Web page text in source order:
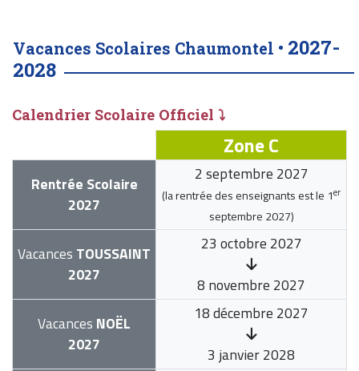
Vacances Scolaires Chaumontel • 2027-
2028
Calendrier Scolaire Officiel ⤵
Zone C
Rentrée Scolaire
2027
2 septembre 2027
(la rentrée des enseignants est le 1er
septembre 2027)
Vacances TOUSSAINT
2027
23 octobre 2027
8 novembre 2027
Vacances NOËL
2027
18 décembre 2027
3 janvier 2028